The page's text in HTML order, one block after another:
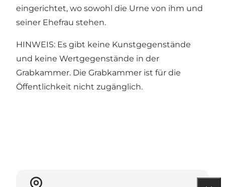
eingerichtet, wo sowohl die Urne von ihm und
seiner Ehefrau stehen.
HINWEIS: Es gibt keine Kunstgegenstände
und keine Wertgegenstände in der
Grabkammer. Die Grabkammer ist für die
Öffentlichkeit nicht zugänglich.